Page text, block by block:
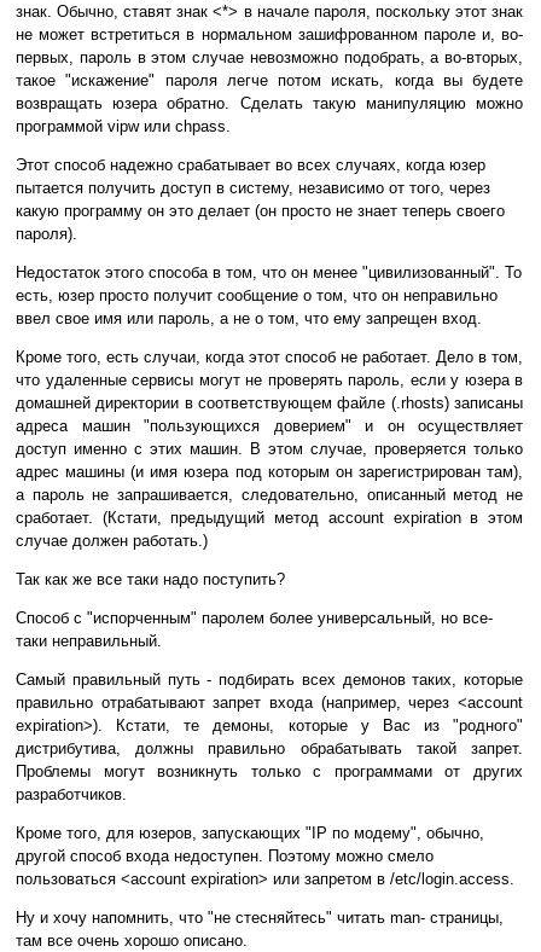
знак. Обычно, ставят знак <*> в начале пароля, поскольку этот знак
не может встретиться в нормальном зашифрованном пароле и, во-
первых, пароль в этом случае невозможно подобрать, а во-вторых,
такое "искажение" пароля легче потом искать, когда вы будете
возвращать юзера обратно. Сделать такую манипуляцию можно
программой vipw или chpass.
Этот способ надежно срабатывает во всех случаях, когда юзер
пытается получить доступ в систему, независимо от того, через
какую программу он это делает (он просто не знает теперь своего
пароля).
Недостаток этого способа в том, что он менее "цивилизованный". То
есть, юзер просто получит сообщение о том, что он неправильно
ввел свое имя или пароль, а не о том, что ему запрещен вход.
Кроме того, есть случаи, когда этот способ не работает. Дело в том,
что удаленные сервисы могут не проверять пароль, если у юзера в
домашней директории в соответствующем файле (.rhosts) записаны
адреса машин "пользующихся доверием" и он осуществляет
доступ именно с этих машин. В этом случае, проверяется только
адрес машины (и имя юзера под которым он зарегистрирован там),
а пароль не запрашивается, следовательно, описанный метод не
сработает. (Кстати, предыдущий метод account expiration в этом
случае должен работать.)
Так как же все таки надо поступить?
Способ с "испорченным" паролем более универсальный, но все-
таки неправильный.
Самый правильный путь - подбирать всех демонов таких, которые
правильно отрабатывают запрет входа (например, через <account
expiration>). Кстати, те демоны, которые у Вас из "родного"
дистрибутива, должны правильно обрабатывать такой запрет.
Проблемы могут возникнуть только с программами от других
разработчиков.
Кроме того, для юзеров, запускающих "IP по модему", обычно,
другой способ входа недоступен. Поэтому можно смело
пользоваться <account expiration> или запретом в /etc/login.access.
Ну и хочу напомнить, что "не стесняйтесь" читать man- страницы,
там все очень хорошо описано.